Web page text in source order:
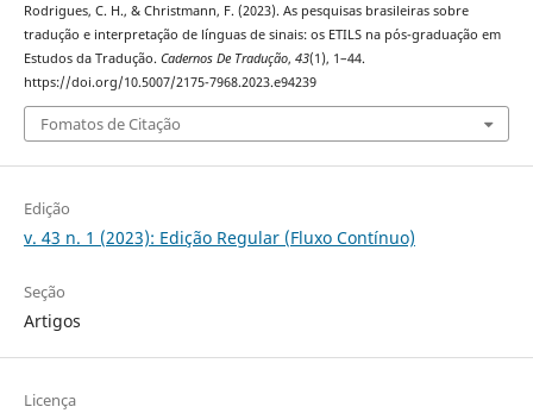
Rodrigues, C. H., & Christmann, F. (2023). As pesquisas brasileiras sobre
tradução e interpretação de línguas de sinais: os ETILS na pós-graduação em
Estudos da Tradução. Cadernos De Tradução, 43(1), 1–44.
https://doi.org/10.5007/2175-7968.2023.e94239
Fomatos de Citação
Edição
v. 43 n. 1 (2023): Edição Regular (Fluxo Contínuo)
Seção
Artigos
Licença